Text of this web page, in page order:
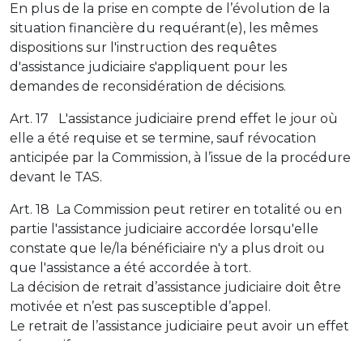
En plus de la prise en compte de l’évolution de la
situation financière du requérant(e), les mêmes
dispositions sur l'instruction des requêtes
d'assistance judiciaire s'appliquent pour les
demandes de reconsidération de décisions.
Art. 17 L'assistance judiciaire prend effet le jour où
elle a été requise et se termine, sauf révocation
anticipée par la Commission, à l’issue de la procédure
devant le TAS.
Art. 18 La Commission peut retirer en totalité ou en
partie l'assistance judiciaire accordée lorsqu'elle
constate que le/la bénéficiaire n'y a plus droit ou
que l'assistance a été accordée à tort.
La décision de retrait d’assistance judiciaire doit être
motivée et n’est pas susceptible d’appel.
Le retrait de l’assistance judiciaire peut avoir un effet